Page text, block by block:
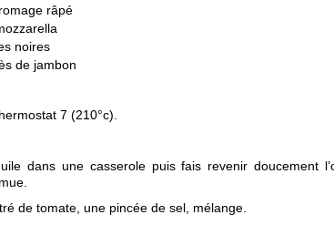
râpé
noires
de jambon
7 (210°c).
dans une casserole puis fais revenir doucement
de tomate, une pincée de sel, mélange.